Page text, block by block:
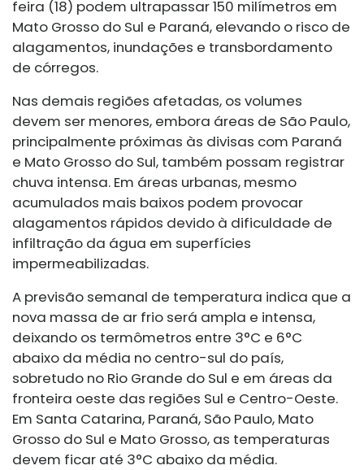
feira (18) podem ultrapassar 150 milímetros em
Mato Grosso do Sul e Paraná, elevando o risco de
alagamentos, inundações e transbordamento
de córregos.
Nas demais regiões afetadas, os volumes
devem ser menores, embora áreas de São Paulo,
principalmente próximas às divisas com Paraná
e Mato Grosso do Sul, também possam registrar
chuva intensa. Em áreas urbanas, mesmo
acumulados mais baixos podem provocar
alagamentos rápidos devido à dificuldade de
infiltração da água em superfícies
impermeabilizadas.
A previsão semanal de temperatura indica que a
nova massa de ar frio será ampla e intensa,
deixando os termômetros entre 3°C e 6°C
abaixo da média no centro-sul do país,
sobretudo no Rio Grande do Sul e em áreas da
fronteira oeste das regiões Sul e Centro-Oeste.
Em Santa Catarina, Paraná, São Paulo, Mato
Grosso do Sul e Mato Grosso, as temperaturas
devem ficar até 3°C abaixo da média.